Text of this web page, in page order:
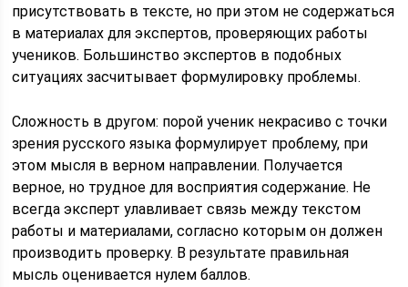
присутствовать в тексте, но при этом не содержаться
в материалах для экспертов, проверяющих работы
учеников. Большинство экспертов в подобных
ситуациях засчитывает формулировку проблемы.
Сложность в другом: порой ученик некрасиво с точки
зрения русского языка формулирует проблему, при
этом мысля в верном направлении. Получается
верное, но трудное для восприятия содержание. Не
всегда эксперт улавливает связь между текстом
работы и материалами, согласно которым он должен
производить проверку. В результате правильная
мысль оценивается нулем баллов.